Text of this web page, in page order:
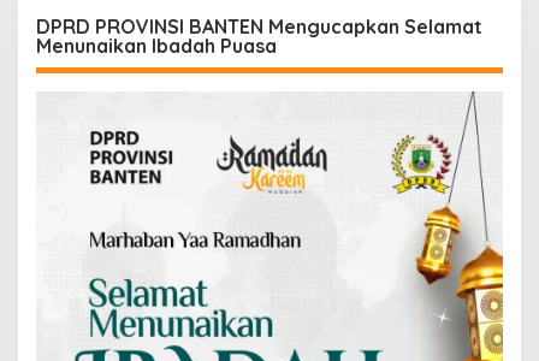
DPRD PROVINSI BANTEN Mengucapkan Selamat
Menunaikan Ibadah Puasa